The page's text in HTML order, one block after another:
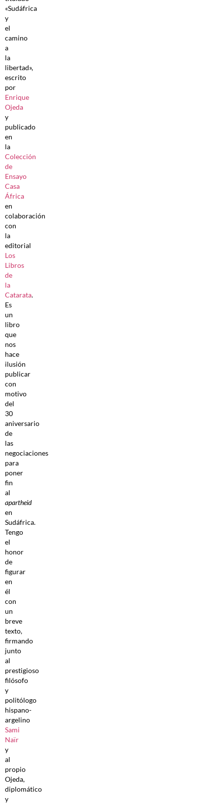
«Sudáfrica
y
el
camino
a
la
libertad»,
escrito
por
Enrique
Ojeda
y
publicado
en
la
Colección
de
Ensayo
Casa
África
en
colaboración
con
la
editorial
Los
Libros
de
la
Catarata.
Es
un
libro
que
nos
hace
ilusión
publicar
con
motivo
del
30
aniversario
de
las
negociaciones
para
poner
fin
al
apartheid
en
Sudáfrica.
Tengo
el
honor
de
figurar
en
él
con
un
breve
texto,
firmando
junto
al
prestigioso
filósofo
y
politólogo
hispano-
argelino
Sami
Naïr
y
al
propio
Ojeda,
diplomático
y